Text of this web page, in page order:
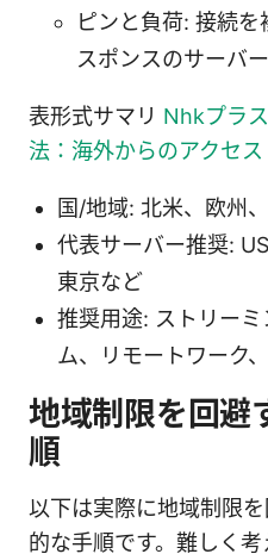
ピンと負荷: 接続
スポンスのサーバ
表形式サマリ Nhkプラ
法：海外からのアクセス
国/地域: 北米、欧州
代表サーバー推奨:
東京など
推奨用途: ストリー
ム、リモートワーク
地域制限を回避
順
以下は実際に地域制限
的な手順です。難しく